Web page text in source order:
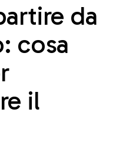
da
cosa
il